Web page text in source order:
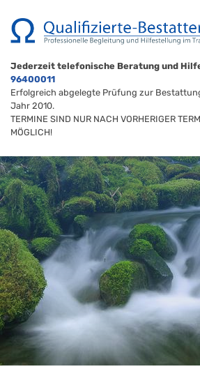
Jederzeit telefonische Beratung und
96400011
Erfolgreich abgelegte Prüfung zur
Jahr 2010.
TERMINE SIND NUR NACH VORHERIGER
MÖGLICH!